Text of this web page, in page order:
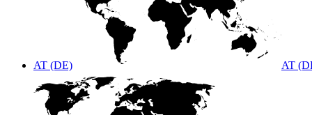
AT (DE) AT